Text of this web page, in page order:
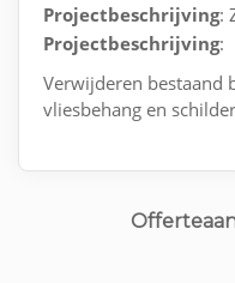
Projectbeschrijving:
Projectbeschrijving:
Verwijderen bestaand
vliesbehang en